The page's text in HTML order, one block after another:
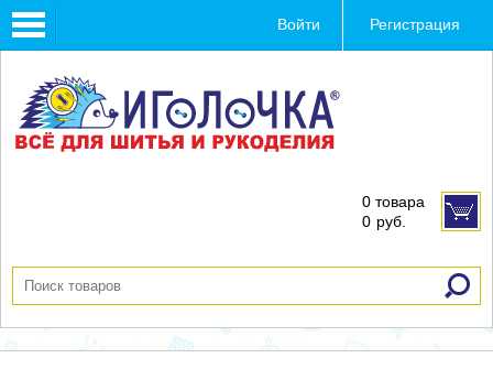
Toggle
navigation
Войти Регистрация
0 товара
0 руб.